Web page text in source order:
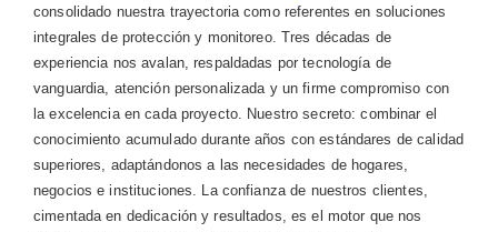
consolidado nuestra trayectoria como referentes en soluciones
integrales de protección y monitoreo. Tres décadas de
experiencia nos avalan, respaldadas por tecnología de
vanguardia, atención personalizada y un firme compromiso con
la excelencia en cada proyecto. Nuestro secreto: combinar el
conocimiento acumulado durante años con estándares de calidad
superiores, adaptándonos a las necesidades de hogares,
negocios e instituciones. La confianza de nuestros clientes,
cimentada en dedicación y resultados, es el motor que nos